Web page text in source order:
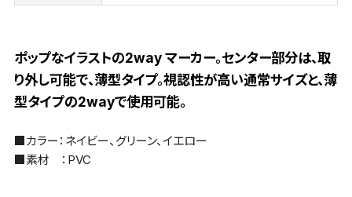
ポップなイラストの2way マーカー。センター部分は、取
り外し可能で、薄型タイプ。視認性が高い通常サイズと、薄
型タイプの2wayで使用可能。
■カラー：ネイビー、グリーン、イエロー
■素材 ：PVC